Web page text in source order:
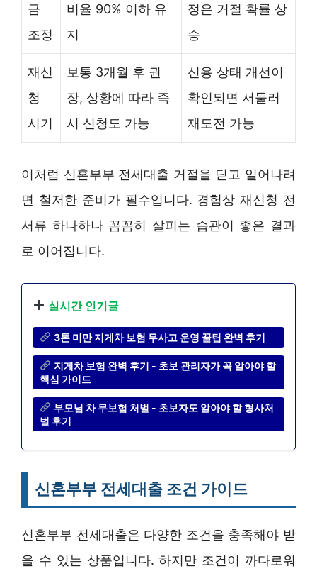
금
조정
비율 90% 이하 유
지
정은 거절 확률 상
승
재신
청
시기
보통 3개월 후 권
장, 상황에 따라 즉
시 신청도 가능
신용 상태 개선이
확인되면 서둘러
재도전 가능
이처럼 신혼부부 전세대출 거절을 딛고 일어나려
면 철저한 준비가 필수입니다. 경험상 재신청 전
서류 하나하나 꼼꼼히 살피는 습관이 좋은 결과
로 이어집니다.
실시간 인기글
3톤 미만 지게차 보험 무사고 운영 꿀팁 완벽 후기
지게차 보험 완벽 후기 - 초보 관리자가 꼭 알아야 할
핵심 가이드
부모님 차 무보험 처벌 - 초보자도 알아야 할 형사처
벌 후기
신혼부부 전세대출 조건 가이드
신혼부부 전세대출은 다양한 조건을 충족해야 받
을 수 있는 상품입니다. 하지만 조건이 까다로워